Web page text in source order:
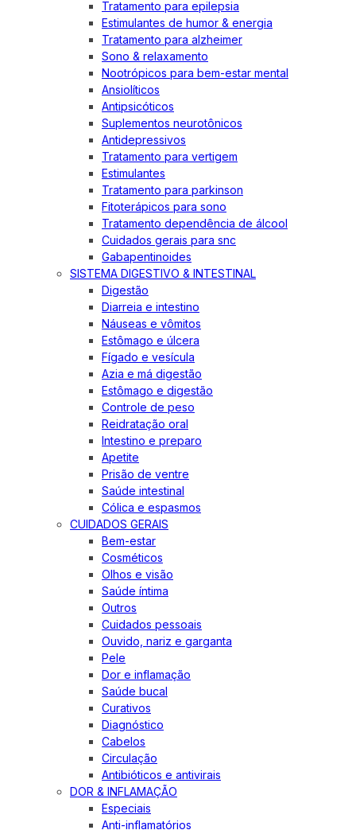
Tratamento para epilepsia
Estimulantes de humor & energia
Tratamento para alzheimer
Sono & relaxamento
Nootrópicos para bem-estar mental
Ansiolíticos
Antipsicóticos
Suplementos neurotônicos
Antidepressivos
Tratamento para vertigem
Estimulantes
Tratamento para parkinson
Fitoterápicos para sono
Tratamento dependência de álcool
Cuidados gerais para snc
Gabapentinoides
SISTEMA DIGESTIVO & INTESTINAL
Digestão
Diarreia e intestino
Náuseas e vômitos
Estômago e úlcera
Fígado e vesícula
Azia e má digestão
Estômago e digestão
Controle de peso
Reidratação oral
Intestino e preparo
Apetite
Prisão de ventre
Saúde intestinal
Cólica e espasmos
CUIDADOS GERAIS
Bem-estar
Cosméticos
Olhos e visão
Saúde íntima
Outros
Cuidados pessoais
Ouvido, nariz e garganta
Pele
Dor e inflamação
Saúde bucal
Curativos
Diagnóstico
Cabelos
Circulação
Antibióticos e antivirais
DOR & INFLAMAÇÃO
Especiais
Anti-inflamatórios